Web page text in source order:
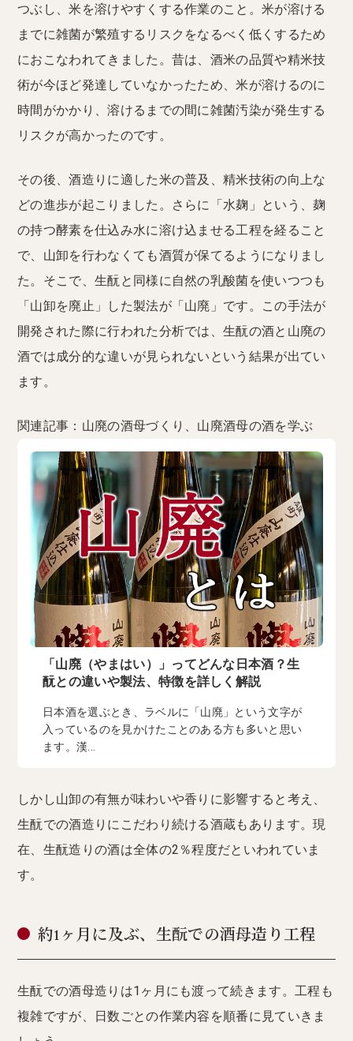
つぶし、米を溶けやすくする作業のこと。米が溶ける
までに雑菌が繁殖するリスクをなるべく低くするため
におこなわれてきました。昔は、酒米の品質や精米技
術が今ほど発達していなかったため、米が溶けるのに
時間がかかり、溶けるまでの間に雑菌汚染が発生する
リスクが高かったのです。
その後、酒造りに適した米の普及、精米技術の向上な
どの進歩が起こりました。さらに「水麹」という、麹
の持つ酵素を仕込み水に溶け込ませる工程を経ること
で、山卸を行わなくても酒質が保てるようになりまし
た。そこで、生酛と同様に自然の乳酸菌を使いつつも
「山卸を廃止」した製法が「山廃」です。この手法が
開発された際に行われた分析では、生酛の酒と山廃の
酒では成分的な違いが見られないという結果が出てい
ます。
関連記事：山廃の酒母づくり、山廃酒母の酒を学ぶ
「山廃（やまはい）」ってどんな日本酒？生
酛との違いや製法、特徴を詳しく解説
日本酒を選ぶとき、ラベルに「山廃」という文字が
入っているのを見かけたことのある方も多いと思い
ます。漢...
しかし山卸の有無が味わいや香りに影響すると考え、
生酛での酒造りにこだわり続ける酒蔵もあります。現
在、生酛造りの酒は全体の2％程度だといわれていま
す。
約1ヶ月に及ぶ、生酛での酒母造り工程
生酛での酒母造りは1ヶ月にも渡って続きます。工程も
複雑ですが、日数ごとの作業内容を順番に見ていきま